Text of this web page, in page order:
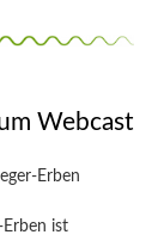
Webcast
Erben
Erben ist